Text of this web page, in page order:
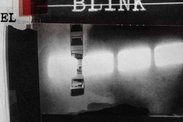
WYŚLIJ